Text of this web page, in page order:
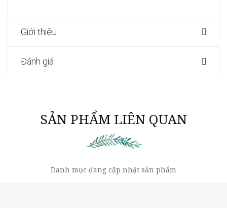
Giới thiệu
Đánh giá
SẢN PHẨM LIÊN QUAN
Danh mục đang cập nhật sản phẩm